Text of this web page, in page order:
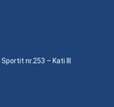
nr.253 – Kati III